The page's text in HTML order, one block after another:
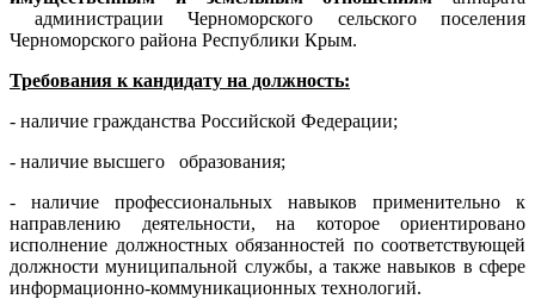
администрации Черноморского сельского поселения
Черноморского района Республики Крым.
Требования к кандидату на должность:
- наличие гражданства Российской Федерации;
- наличие высшего образования;
- наличие профессиональных навыков применительно к
направлению деятельности, на которое ориентировано
исполнение должностных обязанностей по соответствующей
должности муниципальной службы, а также навыков в сфере
информационно-коммуникационных технологий.